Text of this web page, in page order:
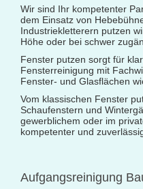
Kino- und
Kitareinigung
Praxisreinigung
Restaurantreinigung
Schulreinigung
Teppichbodenreinigung
Wir sind Ihr kompetenter
dem Einsatz von
Industriekletterern putzen
Höhe oder bei schwer
Fenster putzen sorgt für
Fensterreinigung mit
Fenster- und Glasflächen
Vom klassischen Fenster
Schaufenstern und
gewerblichem oder im
kompetenter und
Aufgangsreinigung